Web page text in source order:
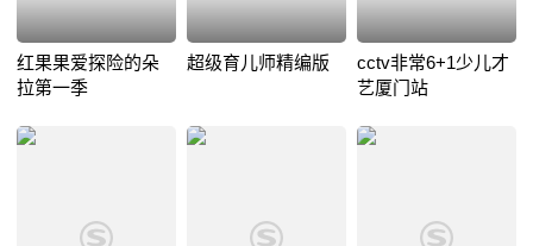
红果果爱探险的朵
拉第一季
超级育儿师精编版
cctv非常6+1少儿才
艺厦门站